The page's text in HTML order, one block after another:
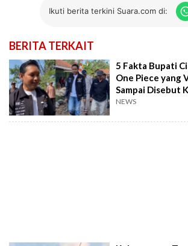
Ikuti berita terkini Suara.com di:
BERITA TERKAIT
5 Fakta Bupati
One Piece yang
Sampai Disebut
NEWS